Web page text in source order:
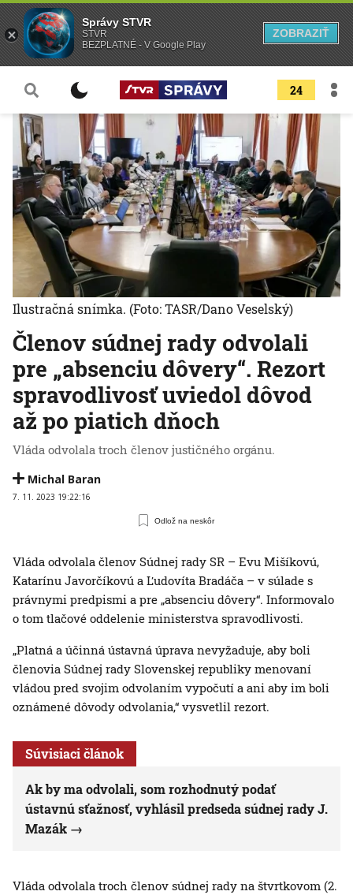
24
Členov súdnej rady odvolali
pre „absenciu dôvery“. Rezort
spravodlivosť uviedol dôvod
až po piatich dňoch
Vláda odvolala troch členov justičného orgánu.
Michal Baran
7. 11. 2023 19:22:16
Odlož na neskôr
Ilustračná snímka. (Foto: TASR/Dano Veselský)
Vláda odvolala členov Súdnej rady SR – Evu Mišíkovú,
Katarínu Javorčíkovú a Ľudovíta Bradáča – v súlade s
právnymi predpismi a pre „absenciu dôvery“. Informovalo
o tom tlačové oddelenie ministerstva spravodlivosti.
„Platná a účinná ústavná úprava nevyžaduje, aby boli
členovia Súdnej rady Slovenskej republiky menovaní
vládou pred svojim odvolaním vypočutí a ani aby im boli
oznámené dôvody odvolania,“ vysvetlil rezort.
Súvisiaci článok
Ak by ma odvolali, som rozhodnutý podať
ústavnú sťažnosť, vyhlásil predseda súdnej rady J.
Mazák
Vláda odvolala troch členov súdnej rady na štvrtkovom (2.
Správy STVR
STVR
BEZPLATNÉ - V Google Play
ZOBRAZIŤ